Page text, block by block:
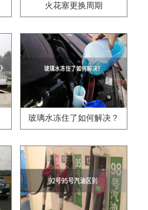
火花塞更换周期
玻璃水冻住了如何解决？